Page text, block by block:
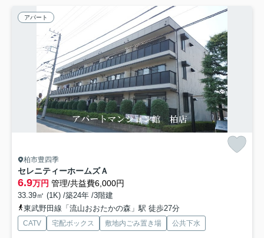
アパート
柏市豊四季
セレニティーホームズＡ
6.9万円 管理/共益費6,000円
33.39㎡ (1K) /築24年 /3階建
東武野田線「流山おおたかの森」駅 徒歩27分
CATV 宅配ボックス 敷地内ごみ置き場 公共下水